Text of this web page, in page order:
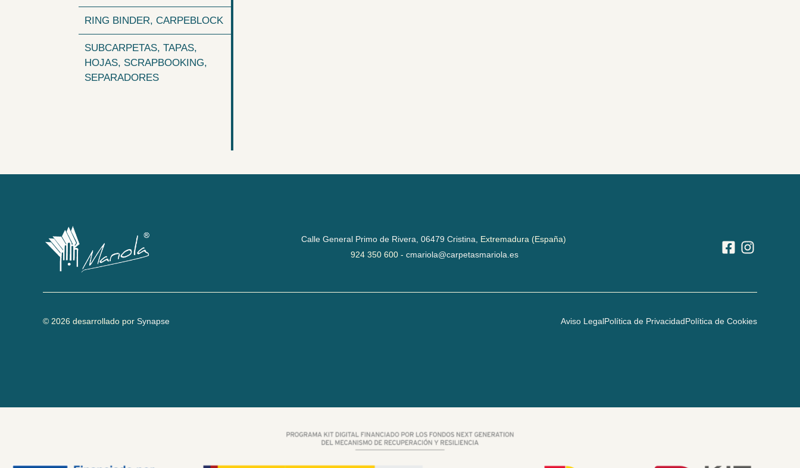
RING BINDER, CARPEBLOCK
SUBCARPETAS, TAPAS,
HOJAS, SCRAPBOOKING,
SEPARADORES
Calle General Primo de Rivera, 06479 Cristina, Extremadura (España)
924 350 600 - cmariola@carpetasmariola.es
© 2026 desarrollado por Synapse Aviso LegalPolítica de PrivacidadPolítica de Cookies